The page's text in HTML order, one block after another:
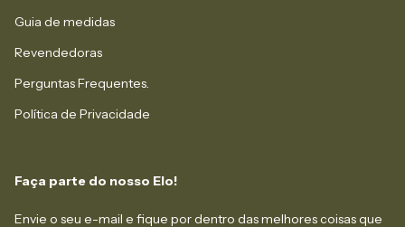
Guia de medidas
Revendedoras
Perguntas Frequentes.
Política de Privacidade
Faça parte do nosso Elo!
Envie o seu e-mail e fique por dentro das melhores coisas que